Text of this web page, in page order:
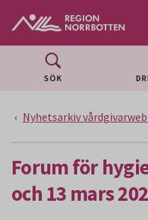
SÖK
Nyhetsarkiv
Forum för
och 13 mars